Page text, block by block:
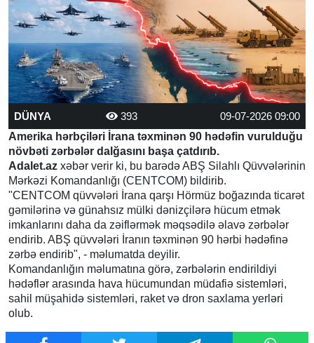
DÜNYA 393
09-07-2026 09:00
Amerika hərbçiləri İrana təxminən 90 hədəfin vurulduğu
növbəti zərbələr dalğasını başa çatdırıb.
Adalet.az xəbər verir ki, bu barədə ABŞ Silahlı Qüvvələrinin
Mərkəzi Komandanlığı (CENTCOM) bildirib.
"CENTCOM qüvvələri İrana qarşı Hörmüz boğazında ticarət
gəmilərinə və günahsız mülki dənizçilərə hücum etmək
imkanlarını daha da zəiflərmək məqsədilə əlavə zərbələr
endirib. ABŞ qüvvələri İranın təxminən 90 hərbi hədəfinə
zərbə endirib", - məlumatda deyilir.
Komandanlığın məlumatına görə, zərbələrin endirildiyi
hədəflər arasında hava hücumundan müdafiə sistemləri,
sahil müşahidə sistemləri, raket və dron saxlama yerləri
olub.